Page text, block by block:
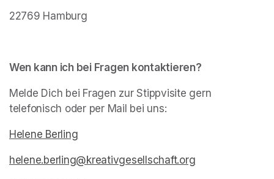
22769 Hamburg
Wen kann ich bei Fragen kontaktieren?
Melde Dich bei Fragen zur Stippvisite gern
telefonisch oder per Mail bei uns:
Helene Berling
helene.berling@kreativgesellschaft.org